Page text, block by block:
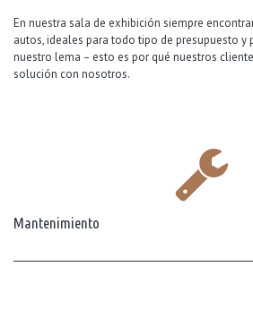
En nuestra sala de exhibición siempre
autos, ideales para todo tipo de presupuesto y
nuestro lema – esto es por qué nuestros
solución con nosotros.
Mantenimiento